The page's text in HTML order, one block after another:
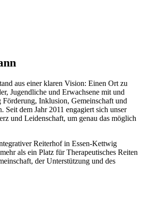
aus einer klaren Vision: Einen Ort zu
Jugendliche und Erwachsene mit und
Förderung, Inklusion, Gemeinschaft und
Seit dem Jahr 2011 engagiert sich unser
und Leidenschaft, um genau das möglich
Reiterhof in Essen-Kettwig
als ein Platz für Therapeutisches Reiten
der Unterstützung und des